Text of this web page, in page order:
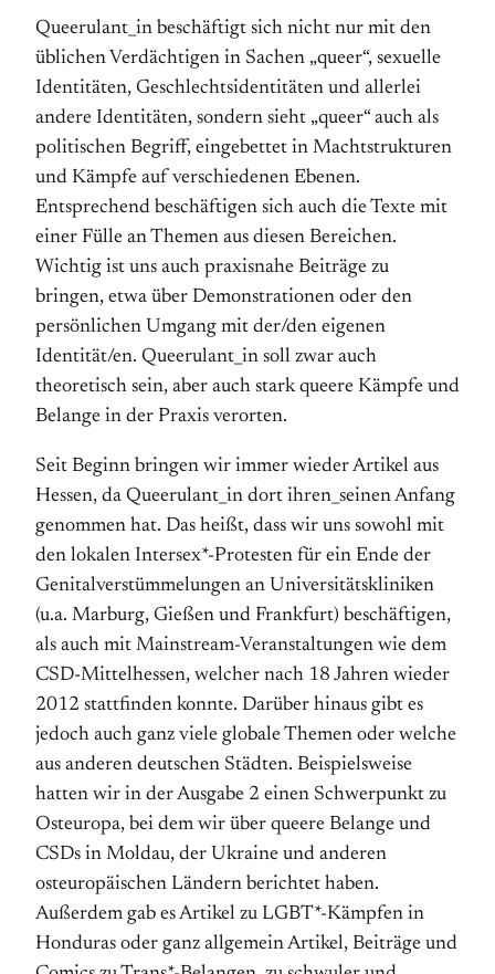
Queerulant_in beschäftigt sich nicht nur mit den
üblichen Verdächtigen in Sachen „queer“, sexuelle
Identitäten, Geschlechtsidentitäten und allerlei
andere Identitäten, sondern sieht „queer“ auch als
politischen Begriff, eingebettet in Machtstrukturen
und Kämpfe auf verschiedenen Ebenen.
Entsprechend beschäftigen sich auch die Texte mit
einer Fülle an Themen aus diesen Bereichen.
Wichtig ist uns auch praxisnahe Beiträge zu
bringen, etwa über Demonstrationen oder den
persönlichen Umgang mit der/den eigenen
Identität/en. Queerulant_in soll zwar auch
theoretisch sein, aber auch stark queere Kämpfe und
Belange in der Praxis verorten.
Seit Beginn bringen wir immer wieder Artikel aus
Hessen, da Queerulant_in dort ihren_seinen Anfang
genommen hat. Das heißt, dass wir uns sowohl mit
den lokalen Intersex*-Protesten für ein Ende der
Genitalverstümmelungen an Universitätskliniken
(u.a. Marburg, Gießen und Frankfurt) beschäftigen,
als auch mit Mainstream-Veranstaltungen wie dem
CSD-Mittelhessen, welcher nach 18 Jahren wieder
2012 stattfinden konnte. Darüber hinaus gibt es
jedoch auch ganz viele globale Themen oder welche
aus anderen deutschen Städten. Beispielsweise
hatten wir in der Ausgabe 2 einen Schwerpunkt zu
Osteuropa, bei dem wir über queere Belange und
CSDs in Moldau, der Ukraine und anderen
osteuropäischen Ländern berichtet haben.
Außerdem gab es Artikel zu LGBT*-Kämpfen in
Honduras oder ganz allgemein Artikel, Beiträge und